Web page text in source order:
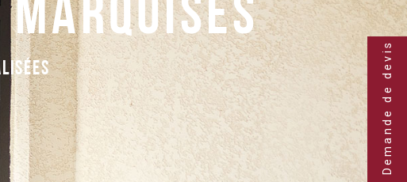
Demande de devis
marquises